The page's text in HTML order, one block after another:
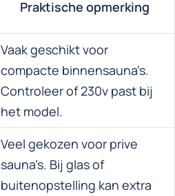
Praktische opmerking
Vaak geschikt voor
compacte binnensauna’s.
Controleer of 230v past bij
het model.
Veel gekozen voor prive
sauna’s. Bij glas of
buitenopstelling kan extra